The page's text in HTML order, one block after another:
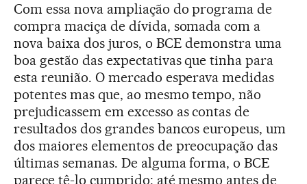
Com essa nova ampliação do programa de
compra maciça de dívida, somada com a
nova baixa dos juros, o BCE demonstra uma
boa gestão das expectativas que tinha para
esta reunião. O mercado esperava medidas
potentes mas que, ao mesmo tempo, não
prejudicassem em excesso as contas de
resultados dos grandes bancos europeus, um
dos maiores elementos de preocupação das
últimas semanas. De alguma forma, o BCE
parece tê-lo cumprido: até mesmo antes de